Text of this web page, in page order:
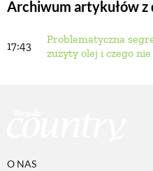
Archiwum artykułów
17:43
Problematyczna
zużyty olej i czego
O NAS